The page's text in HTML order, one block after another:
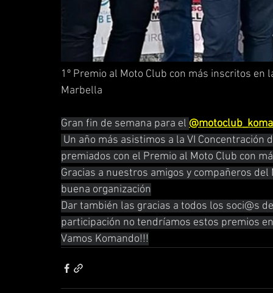
1º Premio al Moto Club con más inscritos
Marbella
Gran fin de semana para el
Un año más asistimos a la VI Concentración
premiados con el Premio al Moto Club con
Gracias a nuestros amigos y compañeros
buena organización
Dar también las gracias a todos los soci@s
participación no tendríamos estos premios
Vamos Komando!!!